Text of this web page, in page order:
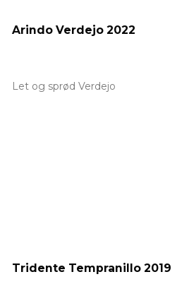
Arindo Verdejo 2022
Let og sprød Verdejo
Tridente Tempranillo 2019